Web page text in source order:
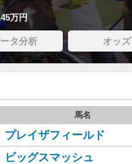
万円
タ分析 オッズ
馬名
プレイザフィールド
ビッグスマッシュ